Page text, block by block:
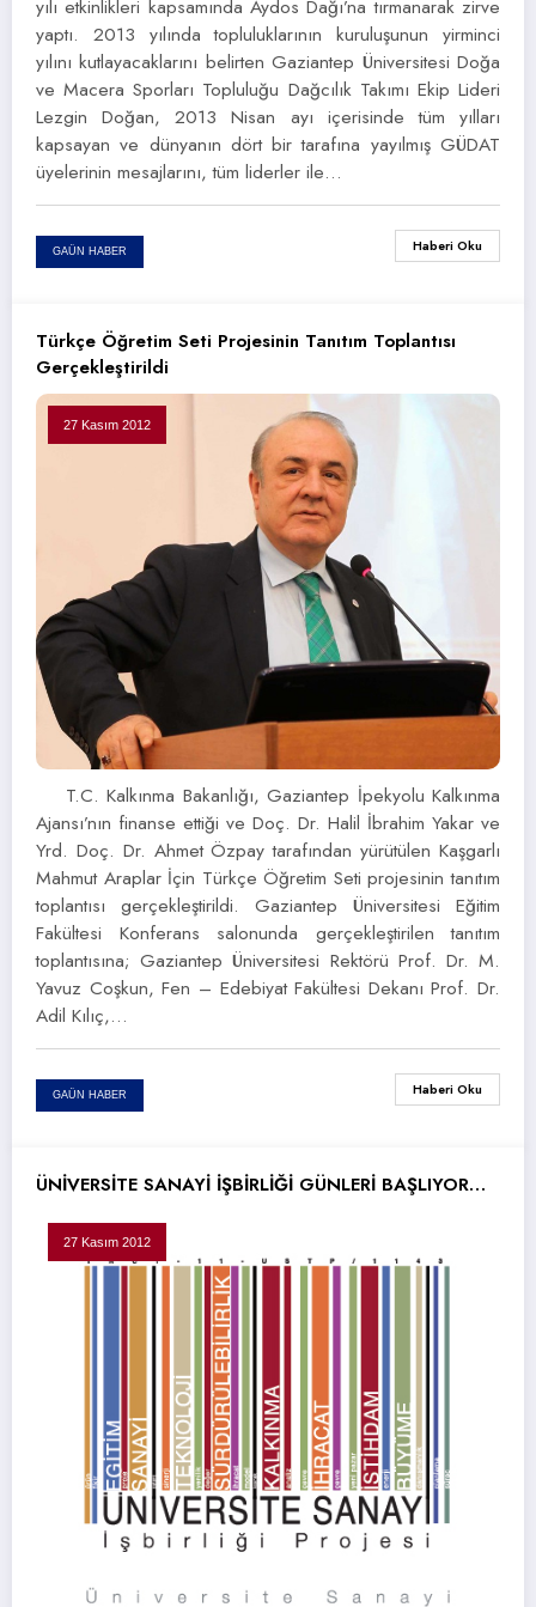
yılı etkinlikleri kapsamında Aydos Dağı’na tırmanarak zirve
yaptı. 2013 yılında topluluklarının kuruluşunun yirminci
yılını kutlayacaklarını belirten Gaziantep Üniversitesi Doğa
ve Macera Sporları Topluluğu Dağcılık Takımı Ekip Lideri
Lezgin Doğan, 2013 Nisan ayı içerisinde tüm yılları
kapsayan ve dünyanın dört bir tarafına yayılmış GÜDAT
üyelerinin mesajlarını, tüm liderler ile…
GAÜN HABER Haberi Oku
Türkçe Öğretim Seti Projesinin Tanıtım Toplantısı
Gerçekleştirildi
27 Kasım 2012
T.C. Kalkınma Bakanlığı, Gaziantep İpekyolu Kalkınma
Ajansı’nın finanse ettiği ve Doç. Dr. Halil İbrahim Yakar ve
Yrd. Doç. Dr. Ahmet Özpay tarafından yürütülen Kaşgarlı
Mahmut Araplar İçin Türkçe Öğretim Seti projesinin tanıtım
toplantısı gerçekleştirildi. Gaziantep Üniversitesi Eğitim
Fakültesi Konferans salonunda gerçekleştirilen tanıtım
toplantısına; Gaziantep Üniversitesi Rektörü Prof. Dr. M.
Yavuz Coşkun, Fen – Edebiyat Fakültesi Dekanı Prof. Dr.
Adil Kılıç,…
GAÜN HABER Haberi Oku
ÜNİVERSİTE SANAYİ İŞBİRLİĞİ GÜNLERİ BAŞLIYOR…
27 Kasım 2012